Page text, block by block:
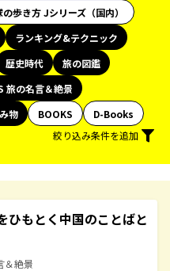
歩き方 Jシリーズ（国内）
ランキング&テクニック
歴史時代
旅の図鑑
旅の名言＆絶景
物 BOOKS
D-Books
絞り込み条件を追加
ひもとく中国のことばと
＆絶景